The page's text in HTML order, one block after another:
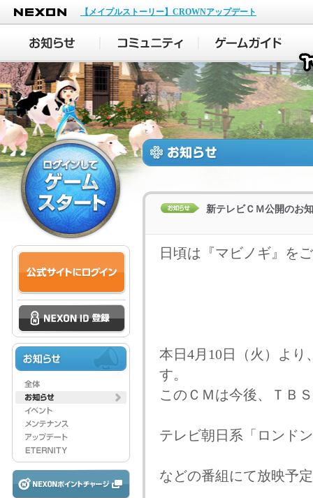
NEXON
【メイプルストーリー】CROWNアップデート
新テレビＣＭ公開のお
日頃は『マビノギ』を
本日4月10日（火）よ
す。
このＣＭは今後、ＴＢ
テレビ朝日系「ロンド
などの番組にて放映予